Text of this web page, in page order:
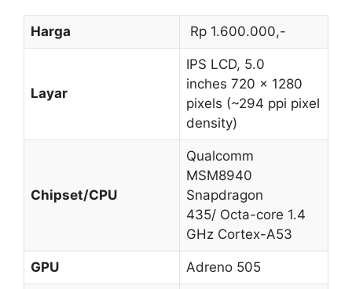
Harga Rp 1.600.000,-
Layar
IPS LCD, 5.0
inches 720 x 1280
pixels (~294 ppi pixel
density)
Chipset/CPU
Qualcomm
MSM8940
Snapdragon
435/ Octa-core 1.4
GHz Cortex-A53
GPU Adreno 505